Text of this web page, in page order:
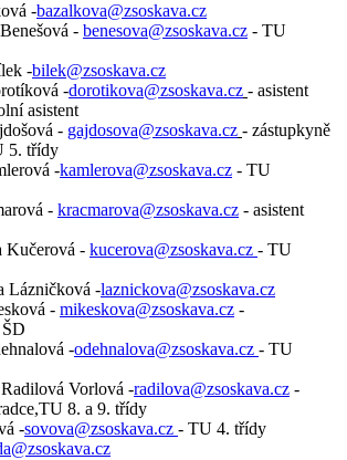
-bazalkova@zsoskava.cz
- benesova@zsoskava.cz - TU
-bilek@zsoskava.cz
-dorotikova@zsoskava.cz - asistent
asistent
- gajdosova@zsoskava.cz - zástupkyně
5. třídy
-kamlerova@zsoskava.cz - TU
- kracmarova@zsoskava.cz - asistent
Kučerová - kucerova@zsoskava.cz - TU
Lázničková -laznickova@zsoskava.cz
- mikeskova@zsoskava.cz -
-odehnalova@zsoskava.cz - TU
Vorlová -radilova@zsoskava.cz -
8. a 9. třídy
-sovova@zsoskava.cz - TU 4. třídy